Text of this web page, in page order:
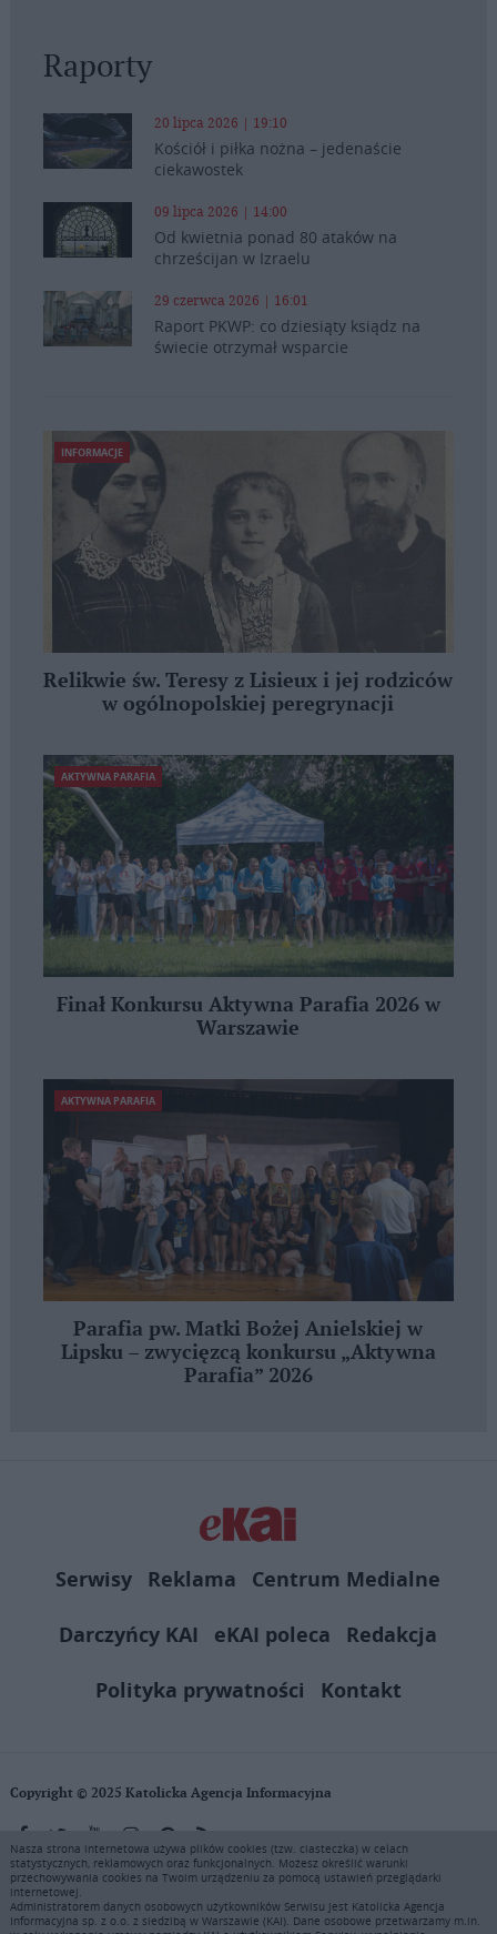
Raporty
20 lipca 2026 | 19:10
Kościół i piłka nożna – jedenaście
ciekawostek
09 lipca 2026 | 14:00
Od kwietnia ponad 80 ataków na
chrześcijan w Izraelu
29 czerwca 2026 | 16:01
Raport PKWP: co dziesiąty ksiądz na
świecie otrzymał wsparcie
INFORMACJE
Relikwie św. Teresy z Lisieux i jej rodziców
w ogólnopolskiej peregrynacji
AKTYWNA PARAFIA
Finał Konkursu Aktywna Parafia 2026 w
Warszawie
AKTYWNA PARAFIA
Parafia pw. Matki Bożej Anielskiej w
Lipsku – zwycięzcą konkursu „Aktywna
Parafia” 2026
Serwisy Reklama
Centrum Medialne
Darczyńcy KAI
eKAI poleca
Redakcja
Polityka prywatności
Kontakt
Copyright © 2025 Katolicka Agencja Informacyjna
KAI zastrzega wszelkie prawa do serwisu. Użytkownicy mogą pobierać
i drukować fragmenty zawartości serwisu internetowego www.ekai.pl
wyłącznie do użytku osobistego. Publikacja, rozpowszechnianie
zawartości niniejszego serwisu lub jej sprzedaż (także framing i in.
Nasza strona internetowa używa plików cookies (tzw. ciasteczka) w celach
statystycznych, reklamowych oraz funkcjonalnych. Możesz określić warunki
przechowywania cookies na Twoim urządzeniu za pomocą ustawień przeglądarki
internetowej.
Administratorem danych osobowych użytkowników Serwisu jest Katolicka Agencja
Informacyjna sp. z o.o. z siedzibą w Warszawie (KAI). Dane osobowe przetwarzamy m.in.